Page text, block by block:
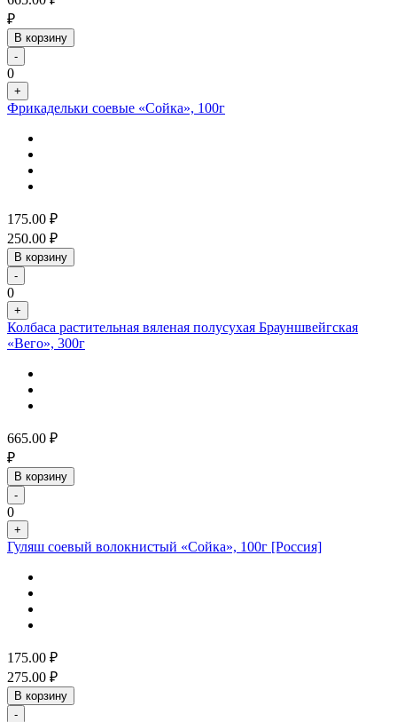
₽
В корзину
-
0
+
Фрикадельки соевые «Сойка», 100г
175.00 ₽
250.00 ₽
В корзину
-
0
+
Колбаса растительная вяленая полусухая Брауншвейгская
«Вего», 300г
665.00 ₽
₽
В корзину
-
0
+
Гуляш соевый волокнистый «Сойка», 100г [Россия]
175.00 ₽
275.00 ₽
В корзину
-